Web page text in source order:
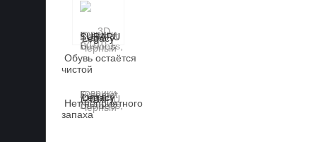
Обувь остаётся
чистой
Нет неприятного
запаха